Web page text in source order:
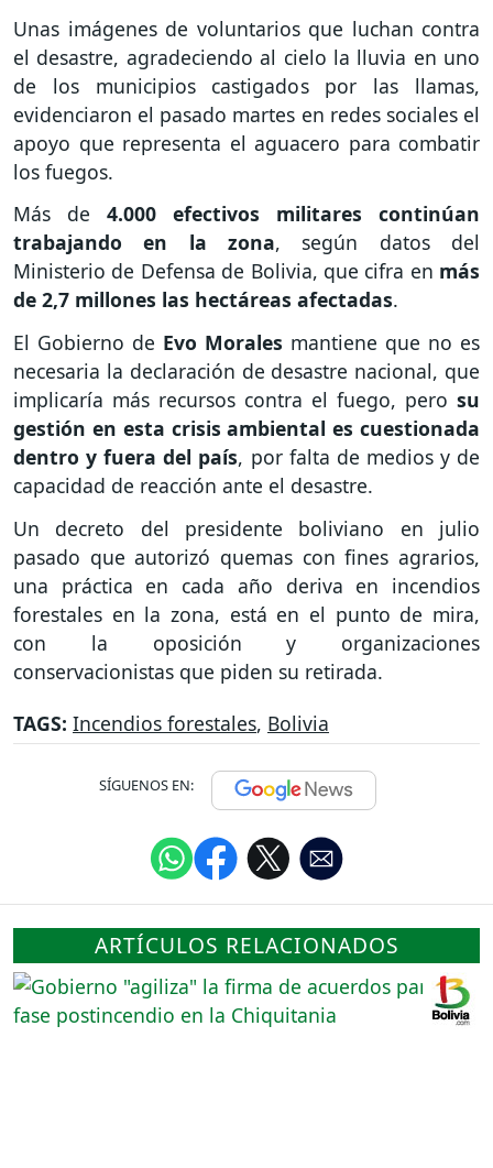
Unas imágenes de voluntarios que luchan contra
el desastre, agradeciendo al cielo la lluvia en uno
de los municipios castigados por las llamas,
evidenciaron el pasado martes en redes sociales el
apoyo que representa el aguacero para combatir
los fuegos.
Más de 4.000 efectivos militares continúan
trabajando en la zona, según datos del
Ministerio de Defensa de Bolivia, que cifra en más
de 2,7 millones las hectáreas afectadas.
El Gobierno de Evo Morales mantiene que no es
necesaria la declaración de desastre nacional, que
implicaría más recursos contra el fuego, pero su
gestión en esta crisis ambiental es cuestionada
dentro y fuera del país, por falta de medios y de
capacidad de reacción ante el desastre.
Un decreto del presidente boliviano en julio
pasado que autorizó quemas con fines agrarios,
una práctica en cada año deriva en incendios
forestales en la zona, está en el punto de mira,
con la oposición y organizaciones
conservacionistas que piden su retirada.
TAGS: Incendios forestales, Bolivia
SÍGUENOS EN:
ARTÍCULOS RELACIONADOS